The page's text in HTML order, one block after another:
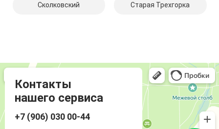
Сколковский Старая Трехгорка
Контакты
нашего сервиса
+7 (906) 030 00-44
Компмастер
Ремонт аудиотехники и видеотехники в Одинцово